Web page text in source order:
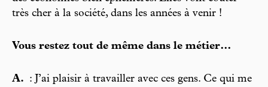
très cher à la société, dans les années à venir !
Vous restez tout de même dans le métier…
A.
: J’ai plaisir à travailler avec ces gens. Ce qui me